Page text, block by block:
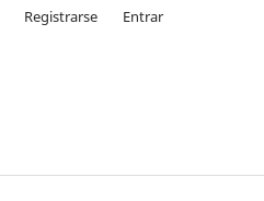
Registrarse Entrar